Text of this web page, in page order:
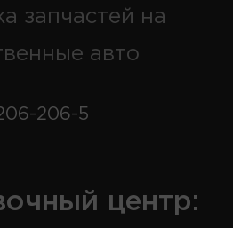
запчастей на
авто
206-5
центр: